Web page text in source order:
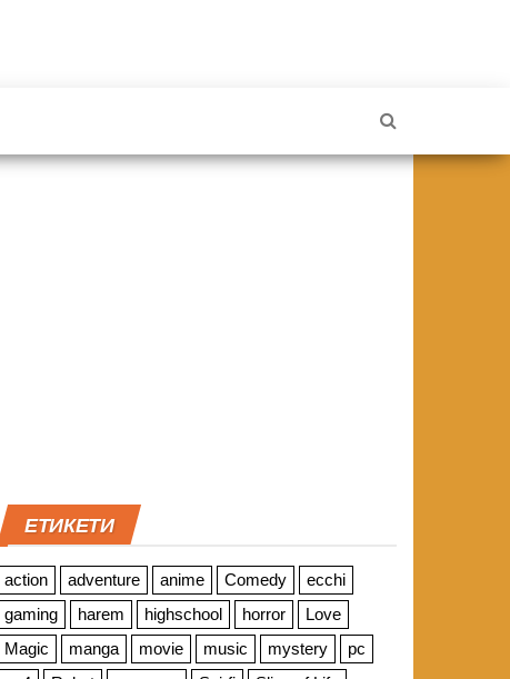
ЕТИКЕТИ
action adventure anime Comedy
ecchi
gaming
harem highschool horror
Love
Magic
manga movie music mystery
pc